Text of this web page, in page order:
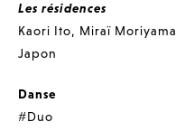
Les résidences
Kaori Ito, Miraï Moriyama
Japon
Danse
#Duo